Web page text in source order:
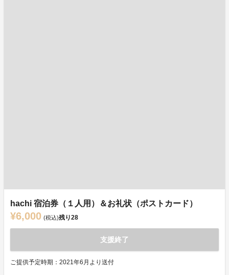
hachi 宿泊券（１人用）＆お礼状（ポストカード）
¥6,000 (税込)残り28
支援終了
ご提供予定時期：2021年6月より送付